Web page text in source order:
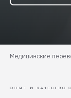
Медицинские
ОПЫТ И КАЧЕСТВО